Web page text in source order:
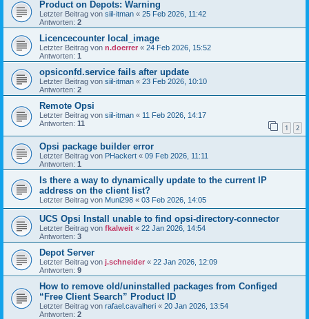
Product on Depots: Warning
Letzter Beitrag von siil-itman « 25 Feb 2026, 11:42
Antworten: 2
Licencecounter local_image
Letzter Beitrag von n.doerrer « 24 Feb 2026, 15:52
Antworten: 1
opsiconfd.service fails after update
Letzter Beitrag von siil-itman « 23 Feb 2026, 10:10
Antworten: 2
Remote Opsi
Letzter Beitrag von siil-itman « 11 Feb 2026, 14:17
Antworten: 11 1 2
Opsi package builder error
Letzter Beitrag von PHackert « 09 Feb 2026, 11:11
Antworten: 1
Is there a way to dynamically update to the current IP
address on the client list?
Letzter Beitrag von Muni298 « 03 Feb 2026, 14:05
UCS Opsi Install unable to find opsi-directory-connector
Letzter Beitrag von fkalweit « 22 Jan 2026, 14:54
Antworten: 3
Depot Server
Letzter Beitrag von j.schneider « 22 Jan 2026, 12:09
Antworten: 9
How to remove old/uninstalled packages from Configed
“Free Client Search” Product ID
Letzter Beitrag von rafael.cavalheri « 20 Jan 2026, 13:54
Antworten: 2